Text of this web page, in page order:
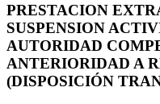
PRESTACION
SUSPENSION
AUTORIDAD
ANTERIORIDAD A
(DISPOSICIÓN